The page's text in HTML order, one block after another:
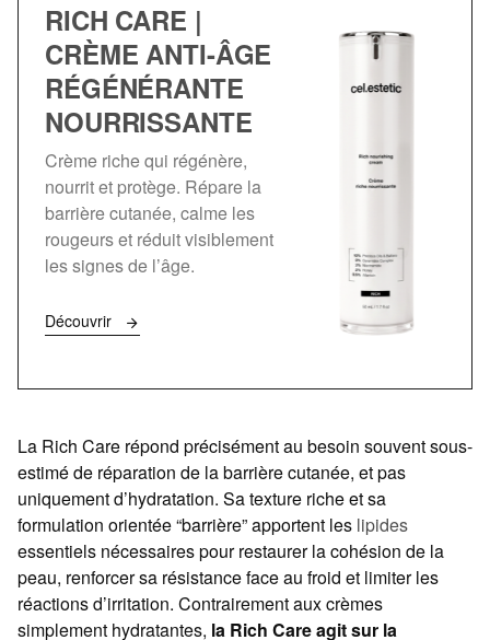
RICH CARE |
CRÈME ANTI-ÂGE
RÉGÉNÉRANTE
NOURRISSANTE
Crème riche qui régénère,
nourrit et protège. Répare la
barrière cutanée, calme les
rougeurs et réduit visiblement
les signes de l’âge.
Découvrir
La Rich Care répond précisément au besoin souvent sous-
estimé de réparation de la barrière cutanée, et pas
uniquement d’hydratation. Sa texture riche et sa
formulation orientée “barrière” apportent les lipides
essentiels nécessaires pour restaurer la cohésion de la
peau, renforcer sa résistance face au froid et limiter les
réactions d’irritation. Contrairement aux crèmes
simplement hydratantes, la Rich Care agit sur la